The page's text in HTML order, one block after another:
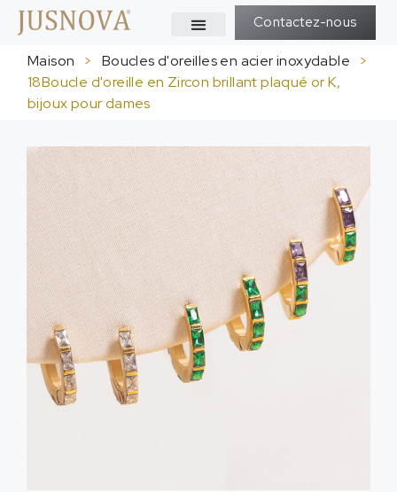
Contactez-nous
Maison > Boucles d'oreilles en acier inoxydable
>
18Boucle d'oreille en Zircon brillant plaqué or K,
bijoux pour dames